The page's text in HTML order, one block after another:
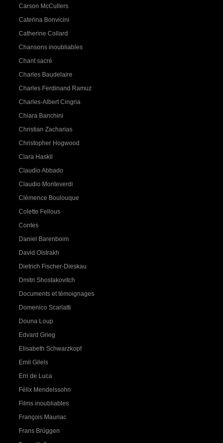
Carson McCullers
Caterina Bonvicini
Catherine Collard
Chansons inoubliables
Chant sacré
Charles Baudelaire
Charles Ferdinand Ramuz
Charles-Albert Cingria
Chiara Banchini
Christian Zacharias
Christopher Hogwood
Clara Haskil
Claudio Abbado
Claudio Monteverdi
Clémence Boulouque
Colette Fellous
Contes
Daniel Barenboim
David Oïstrakh
Dietrich Fischer-Dieskau
Dmitri Shostakovitch
Documents et témoignages
Domenico Scarlatti
Douna Loup
Edvard Grieg
Elisabeth Schwarzkopf
Emil Gilels
Erri de Luca
Félix Mendelssohn
Films inoubliables
François Mauriac
Frans Brüggen